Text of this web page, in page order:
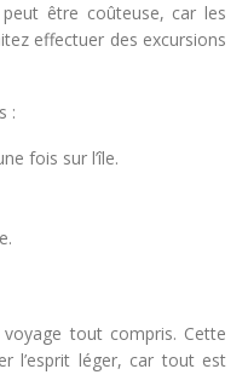
être coûteuse, car les
effectuer des excursions
:
fois sur l’île.
tout compris. Cette
l’esprit léger, car tout est